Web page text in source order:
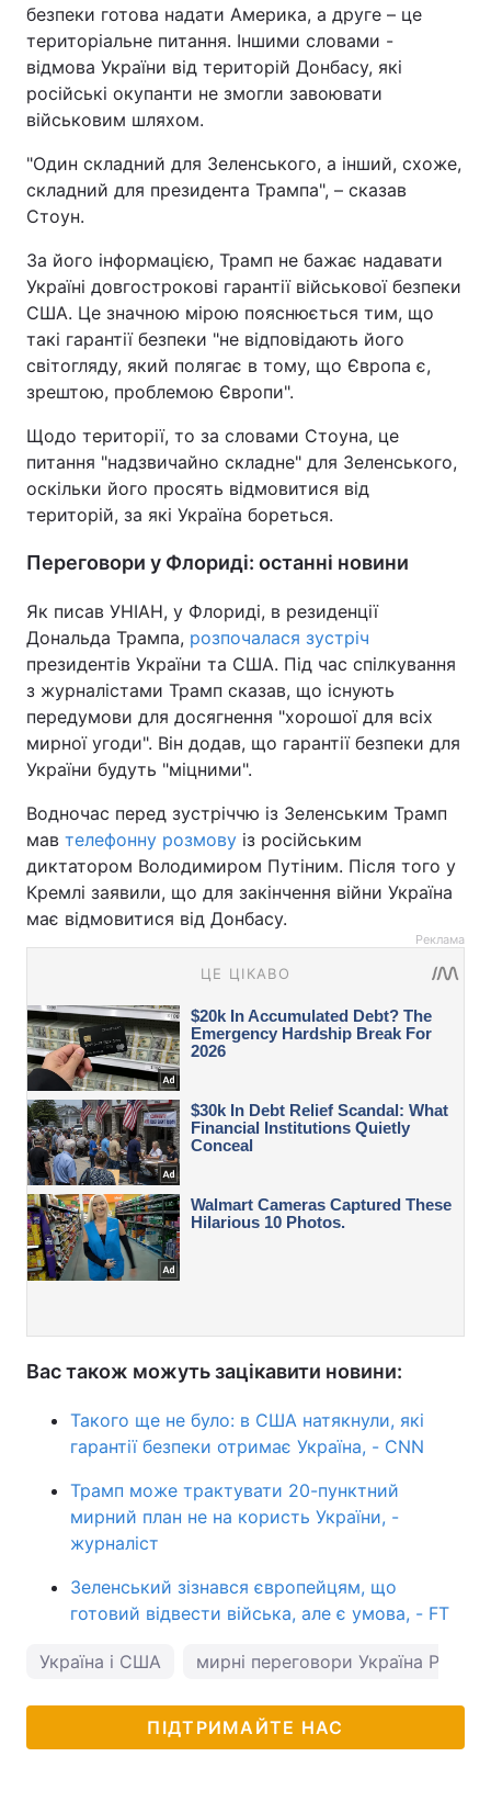
безпеки готова надати Америка, а друге – це
територіальне питання. Іншими словами -
відмова України від територій Донбасу, які
російські окупанти не змогли завоювати
військовим шляхом.
"Один складний для Зеленського, а інший, схоже,
складний для президента Трампа", – сказав
Стоун.
За його інформацією, Трамп не бажає надавати
Україні довгострокові гарантії військової безпеки
США. Це значною мірою пояснюється тим, що
такі гарантії безпеки "не відповідають його
світогляду, який полягає в тому, що Європа є,
зрештою, проблемою Європи".
Щодо території, то за словами Стоуна, це
питання "надзвичайно складне" для Зеленського,
оскільки його просять відмовитися від
територій, за які Україна бореться.
Переговори у Флориді: останні новини
Як писав УНІАН, у Флориді, в резиденції
Дональда Трампа, розпочалася зустріч
президентів України та США. Під час спілкування
з журналістами Трамп сказав, що існують
передумови для досягнення "хорошої для всіх
мирної угоди". Він додав, що гарантії безпеки для
України будуть "міцними".
Водночас перед зустріччю із Зеленським Трамп
мав телефонну розмову із російським
диктатором Володимиром Путіним. Після того у
Кремлі заявили, що для закінчення війни Україна
має відмовитися від Донбасу.
Реклама
Вас також можуть зацікавити новини:
Такого ще не було: в США натякнули, які
гарантії безпеки отримає Україна, - CNN
Трамп може трактувати 20-пунктний
мирний план не на користь України, -
журналіст
Зеленський зізнався європейцям, що
готовий відвести війська, але є умова, - FT
Україна і США мирні переговори Україна Росія
ПІДТРИМАЙТЕ НАС